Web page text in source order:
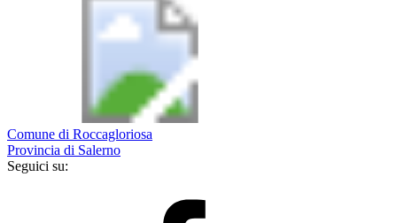
Comune di Roccagloriosa
Provincia di Salerno
Seguici su: